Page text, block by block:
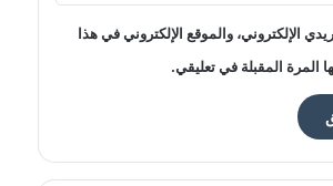
الإلكتروني، والموقع الإلكتروني في هذا
المرة المقبلة في تعليقي.